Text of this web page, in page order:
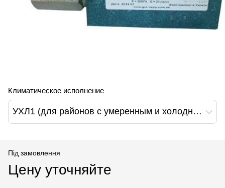
Климатическое исполнение
УХЛ1 (для районов с умеренным и холодным климатом)
Під замовлення
Цену уточняйте